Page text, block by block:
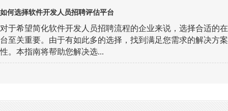
如何选择软件开发人员招聘评估平台
对于希望简化软件开发人员招聘流程的企业来说，选择合适的
台至关重要。由于有如此多的选择，找到满足您需求的解决方
性。本指南将帮助您解决选...